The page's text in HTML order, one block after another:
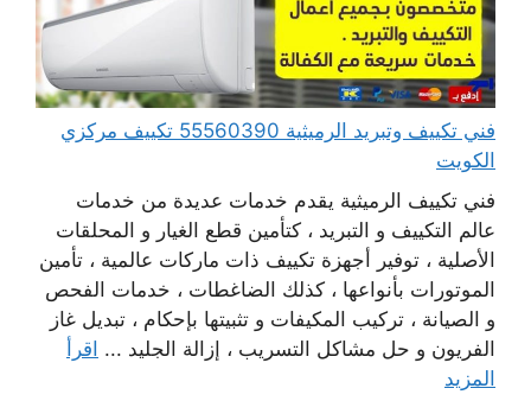
فني تكييف وتبريد الرميثية 55560390 تكييف مركزي
الكويت
فني تكييف الرميثية يقدم خدمات عديدة من خدمات
عالم التكييف و التبريد ، كتأمين قطع الغيار و المحلقات
الأصلية ، توفير أجهزة تكييف ذات ماركات عالمية ، تأمين
الموتورات بأنواعها ، كذلك الضاغطات ، خدمات الفحص
و الصيانة ، تركيب المكيفات و تثبيتها بإحكام ، تبديل غاز
الفريون و حل مشاكل التسريب ، إزالة الجليد ... اقرأ
المزيد